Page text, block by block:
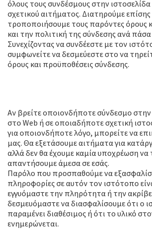
όλους τους συνδέσμους στην
σχετικού αιτήματος. Διατηρούμε
τροποποιήσουμε τους παρόντες όρους
και την πολιτική της σύνδεσης ανά
Συνεχίζοντας να συνδέεστε με τον
συμφωνείτε να δεσμεύεστε στο να
όρους και προϋποθέσεις σύνδεσης.
Αν βρείτε οποιονδήποτε σύνδεσμο
στο Web ή σε οποιαδήποτε σχετική
για οποιονδήποτε λόγο, μπορείτε να
μας. Θα εξετάσουμε αιτήματα για
αλλά δεν θα έχουμε καμία υποχρέωση να
απαντήσουμε άμεσα σε εσάς.
Παρόλο που προσπαθούμε να
πληροφορίες σε αυτόν τον ιστότοπο
εγγυόμαστε την πληρότητα ή την
δεσμευόμαστε να διασφαλίσουμε ότι ο
παραμένει διαθέσιμος ή ότι το υλικό
ενημερώνεται.